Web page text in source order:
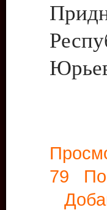
79